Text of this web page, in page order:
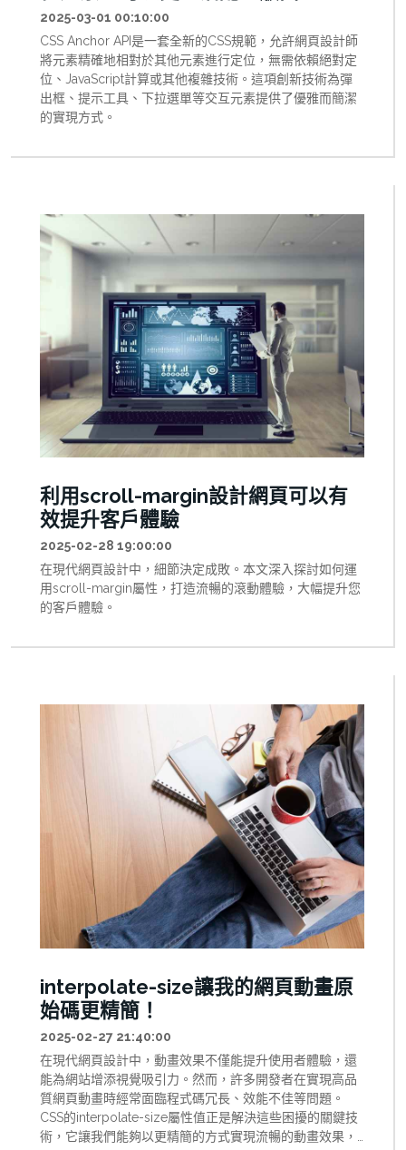
2025-03-01 00:10:00
CSS Anchor API是一套全新的CSS規範，允許網頁設計師
將元素精確地相對於其他元素進行定位，無需依賴絕對定
位、JavaScript計算或其他複雜技術。這項創新技術為彈
出框、提示工具、下拉選單等交互元素提供了優雅而簡潔
的實現方式。
利用scroll-margin設計網頁可以有
效提升客戶體驗
2025-02-28 19:00:00
在現代網頁設計中，細節決定成敗。本文深入探討如何運
用scroll-margin屬性，打造流暢的滾動體驗，大幅提升您
的客戶體驗。
interpolate-size讓我的網頁動畫原
始碼更精簡！
2025-02-27 21:40:00
在現代網頁設計中，動畫效果不僅能提升使用者體驗，還
能為網站增添視覺吸引力。然而，許多開發者在實現高品
質網頁動畫時經常面臨程式碼冗長、效能不佳等問題。
CSS的interpolate-size屬性值正是解決這些困擾的關鍵技
術，它讓我們能夠以更精簡的方式實現流暢的動畫效果，